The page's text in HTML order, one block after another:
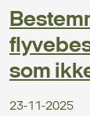
som
23-11-2025